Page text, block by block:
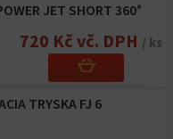
JET SHORT 360°
720 Kč vč. DPH / ks
TRYSKA FJ 6